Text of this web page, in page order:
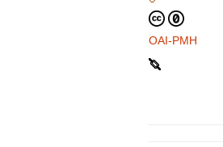
OAI-PMH